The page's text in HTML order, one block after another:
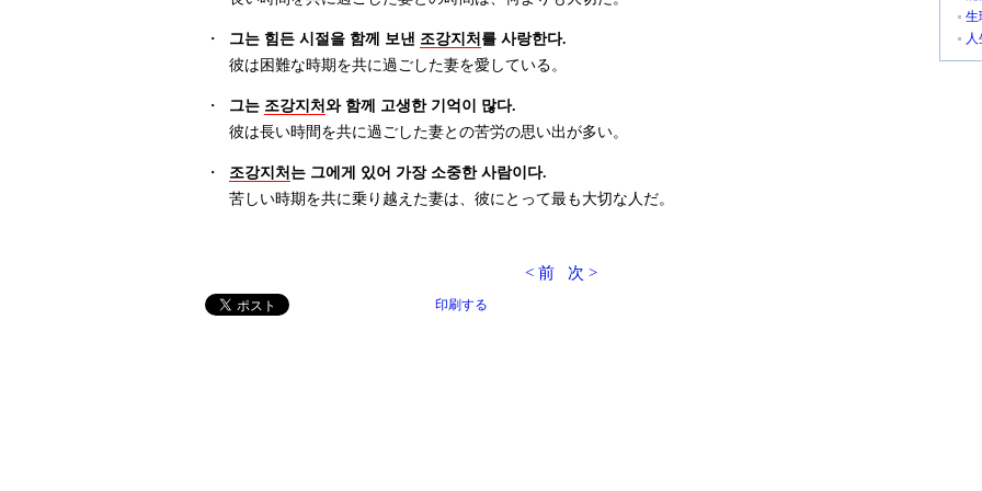
・ 그는 힘든 시절을 함께 보낸 조강지처 를 사랑한다.
彼は困難な時期を共に過ごした妻を愛している。
・ 그는 조강지처 와 함께 고생한 기억이 많다.
彼は長い時間を共に過ごした妻との苦労の思い出が多い。
・ 조강지처 는 그에게 있어 가장 소중한 사람이다.
苦しい時期を共に乗り越えた妻は、彼にとって最も大切な人だ。
< 前 次 >
印刷する
生